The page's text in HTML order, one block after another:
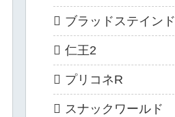
ブラッドステインド
仁王2
プリコネR
スナックワールド